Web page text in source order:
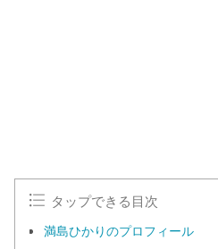
タップできる目次
満島ひかりのプロフィール